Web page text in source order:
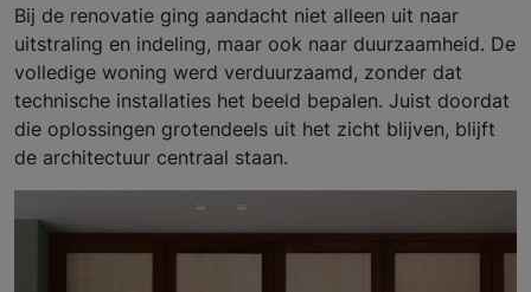
Bij de renovatie ging aandacht niet alleen uit naar
uitstraling en indeling, maar ook naar duurzaamheid. De
volledige woning werd verduurzaamd, zonder dat
technische installaties het beeld bepalen. Juist doordat
die oplossingen grotendeels uit het zicht blijven, blijft
de architectuur centraal staan.